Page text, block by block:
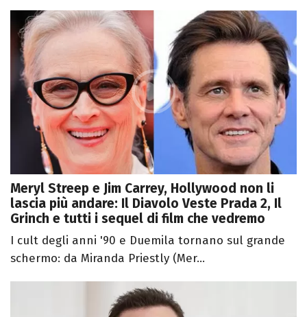
Meryl Streep e Jim Carrey, Hollywood non li
lascia più andare: Il Diavolo Veste Prada 2, Il
Grinch e tutti i sequel di film che vedremo
I cult degli anni '90 e Duemila tornano sul grande
schermo: da Miranda Priestly (Mer...